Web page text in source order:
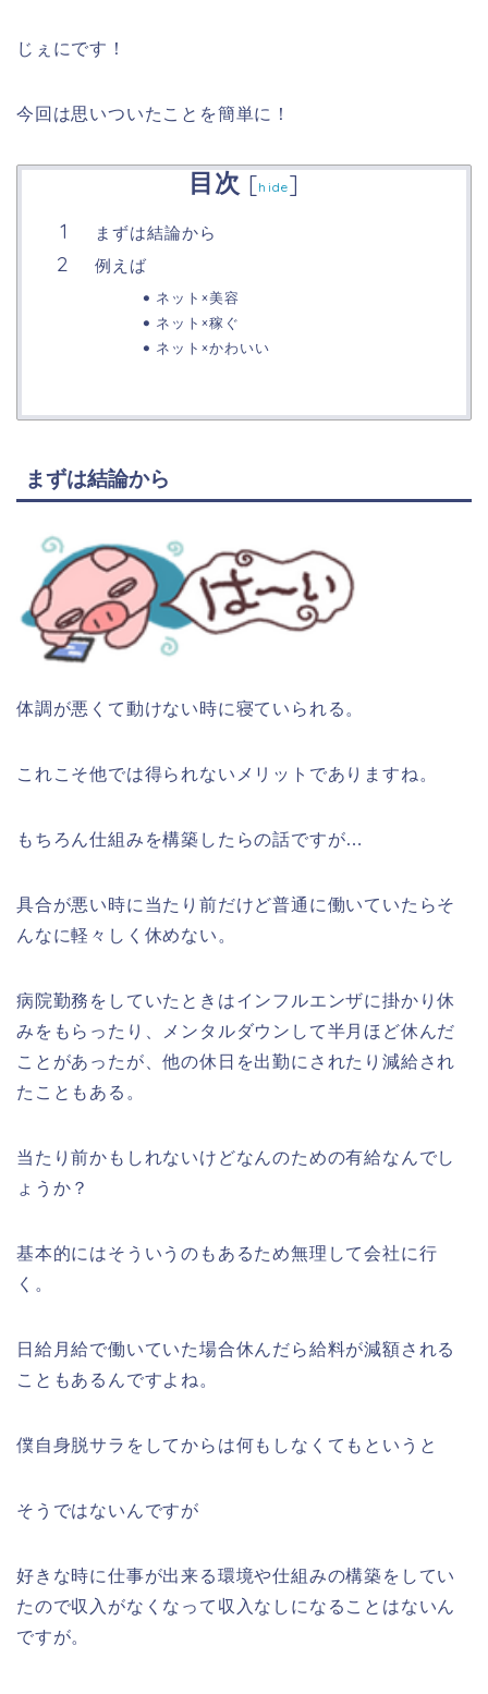
じぇにです！
今回は思いついたことを簡単に！
目次 [hide]
まずは結論から
例えば
ネット×美容
ネット×稼ぐ
ネット×かわいい
まずは結論から
体調が悪くて動けない時に寝ていられる。
これこそ他では得られないメリットでありますね。
もちろん仕組みを構築したらの話ですが…
具合が悪い時に当たり前だけど普通に働いていたらそ
んなに軽々しく休めない。
病院勤務をしていたときはインフルエンザに掛かり休
みをもらったり、メンタルダウンして半月ほど休んだ
ことがあったが、他の休日を出勤にされたり減給され
たこともある。
当たり前かもしれないけどなんのための有給なんでし
ょうか？
基本的にはそういうのもあるため無理して会社に行
く。
日給月給で働いていた場合休んだら給料が減額される
こともあるんですよね。
僕自身脱サラをしてからは何もしなくてもというと
そうではないんですが
好きな時に仕事が出来る環境や仕組みの構築をしてい
たので収入がなくなって収入なしになることはないん
ですが。